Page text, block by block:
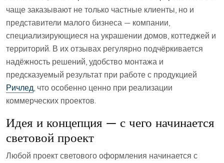
чаще заказывают не только частные клиенты, но и
представители малого бизнеса — компании,
специализирующиеся на украшении домов, коттеджей и
территорий. В их отзывах регулярно подчёркивается
надёжность решений, удобство монтажа и
предсказуемый результат при работе с продукцией
Ричлед, что особенно ценно при реализации
коммерческих проектов.
Идея и концепция — с чего начинается
световой проект
Любой проект светового оформления начинается с